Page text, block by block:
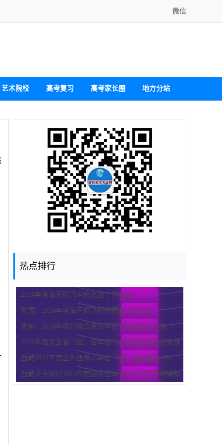
微信
艺术院校 高考复习 高考家长圈 地方分站
热点排行
2024年度海军招飞全检定选工作安排
甘肃：2024年度海军招飞初检预选工作安排
贵州：2024年度川渝云贵空军招飞定选检测安排（高中生）
2024年西北五省（区）空军招飞高考前定选检测安排
西藏2024年度区外西藏高中班（校）招收空军飞行学员工作的通知
西藏关于做好2024年度招收空军飞行学员工作的通知